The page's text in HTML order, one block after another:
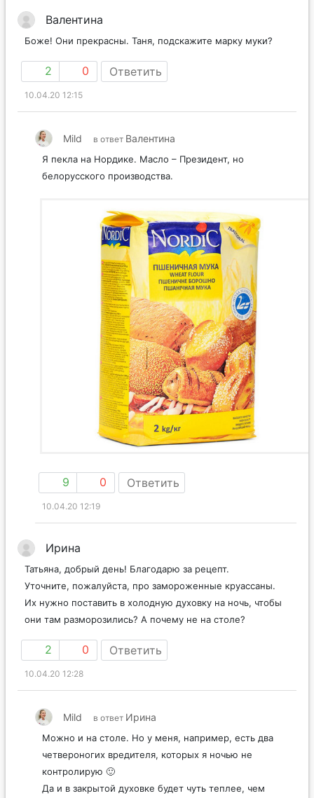
Валентина
Боже! Они прекрасны. Таня, подскажите марку муки?
2 0 Ответить
10.04.20 12:15
Mild в ответ Валентина
Я пекла на Нордике. Масло – Президент, но
белорусского производства.
9 0 Ответить
10.04.20 12:19
Ирина
Татьяна, добрый день! Благодарю за рецепт.
Уточните, пожалуйста, про замороженные круассаны.
Их нужно поставить в холодную духовку на ночь, чтобы
они там разморозились? А почему не на столе?
2 0 Ответить
10.04.20 12:28
Mild в ответ Ирина
Можно и на столе. Но у меня, например, есть два
четвероногих вредителя, которых я ночью не
контролирую 🙂
Да и в закрытой духовке будет чуть теплее, чем